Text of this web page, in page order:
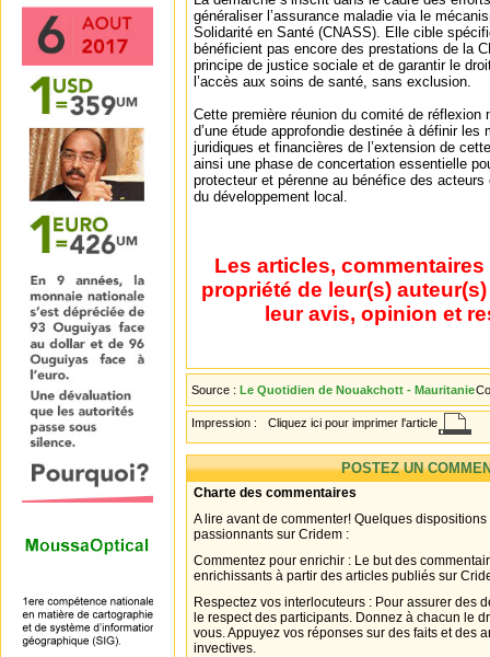
généraliser l’assurance maladie via le
Solidarité en Santé (CNASS). Elle cible
bénéficient pas encore des prestations de la
principe de justice sociale et de garantir le
l’accès aux soins de santé, sans exclusion.
Cette première réunion du comité de réflexion
d’une étude approfondie destinée à définir les
juridiques et financières de l’extension de
ainsi une phase de concertation essentielle
protecteur et pérenne au bénéfice des
du développement local.
Les articles,
propriété de leur(s)
leur avis, opinion et
Source : Le Quotidien de Nouakchott - Mauritanie
Impression : Cliquez ici pour imprimer l'article
POSTEZ UN
Charte des commentaires
A lire avant de commenter! Quelques
passionnants sur Cridem :
Commentez pour enrichir : Le but des
enrichissants à partir des articles publiés sur
Respectez vos interlocuteurs : Pour assurer des
le respect des participants. Donnez à chacun le
vous. Appuyez vos réponses sur des faits et des
invectives.